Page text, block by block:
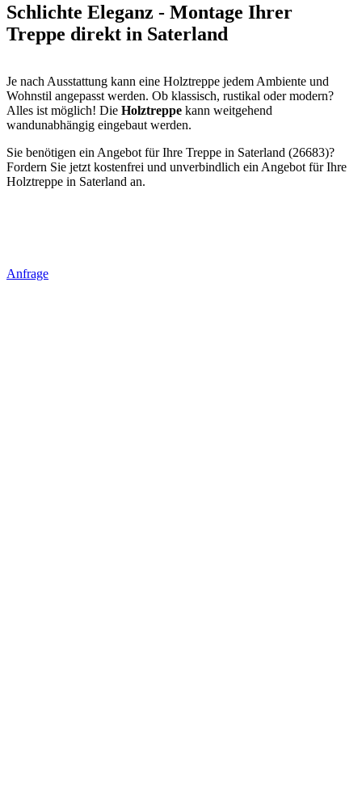
Schlichte Eleganz - Montage Ihrer
Treppe direkt in Saterland
Je nach Ausstattung kann eine Holztreppe jedem Ambiente und
Wohnstil angepasst werden. Ob klassisch, rustikal oder modern?
Alles ist möglich! Die Holztreppe kann weitgehend
wandunabhängig eingebaut werden.
Sie benötigen ein Angebot für Ihre Treppe in Saterland (26683)?
Fordern Sie jetzt kostenfrei und unverbindlich ein Angebot für Ihre
Holztreppe in Saterland an.
Anfrage